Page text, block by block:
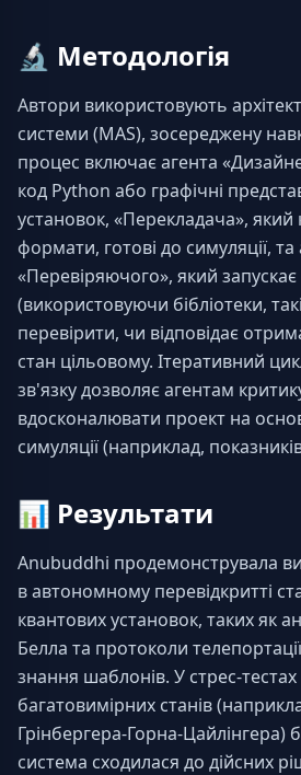
🔬 Методологія
Автори використовують
системи (MAS), зосереджену
процес включає агента
код Python або графічні
установок, «Перекладача», який
формати, готові до симуляції, та
«Перевіряючого», який
(використовуючи бібліотеки,
перевірити, чи відповідає
стан цільовому. Ітеративний
зв'язку дозволяє агентам
вдосконалювати проект на
симуляції (наприклад,
📊 Результати
Anubuddhi продемонструвала
в автономному перевідкритті
квантових установок, таких як
Белла та протоколи
знання шаблонів. У стрес-
багатовимірних станів
Грінбергера-Горна-Цайлінгера)
система сходилася до дійсних